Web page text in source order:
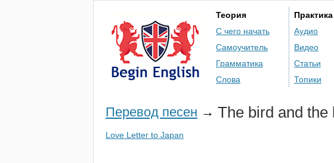
Теория
С чего начать
Самоучитель
Грамматика
Слова
Практика
Аудио
Видео
Статьи
Топики
Перевод песен → The bird and the
Love Letter to Japan